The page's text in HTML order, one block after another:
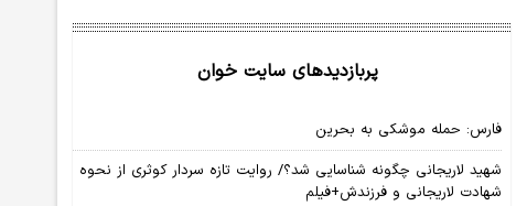
پربازدیدهای سایت خوان
فارس: حمله موشکی به بحرین
شهید لاریجانی چگونه شناسایی شد؟/ روایت تازه سردار کوثری از نحوه
شهادت لاریجانی و فرزندش+فیلم